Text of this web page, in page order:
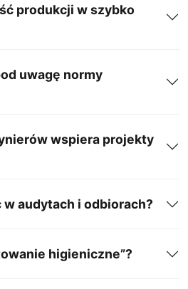
produkcji w szybko
uwagę normy
wspiera projekty
audytach i odbiorach?
higieniczne”?